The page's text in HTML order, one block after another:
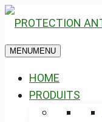
MENUMENU
HOME
PRODUITS